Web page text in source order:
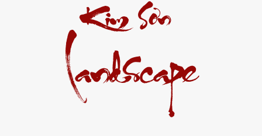
Kim Sơn
Landscape